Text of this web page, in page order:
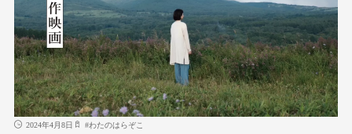
2024年4月8日 #わたのはらぞこ